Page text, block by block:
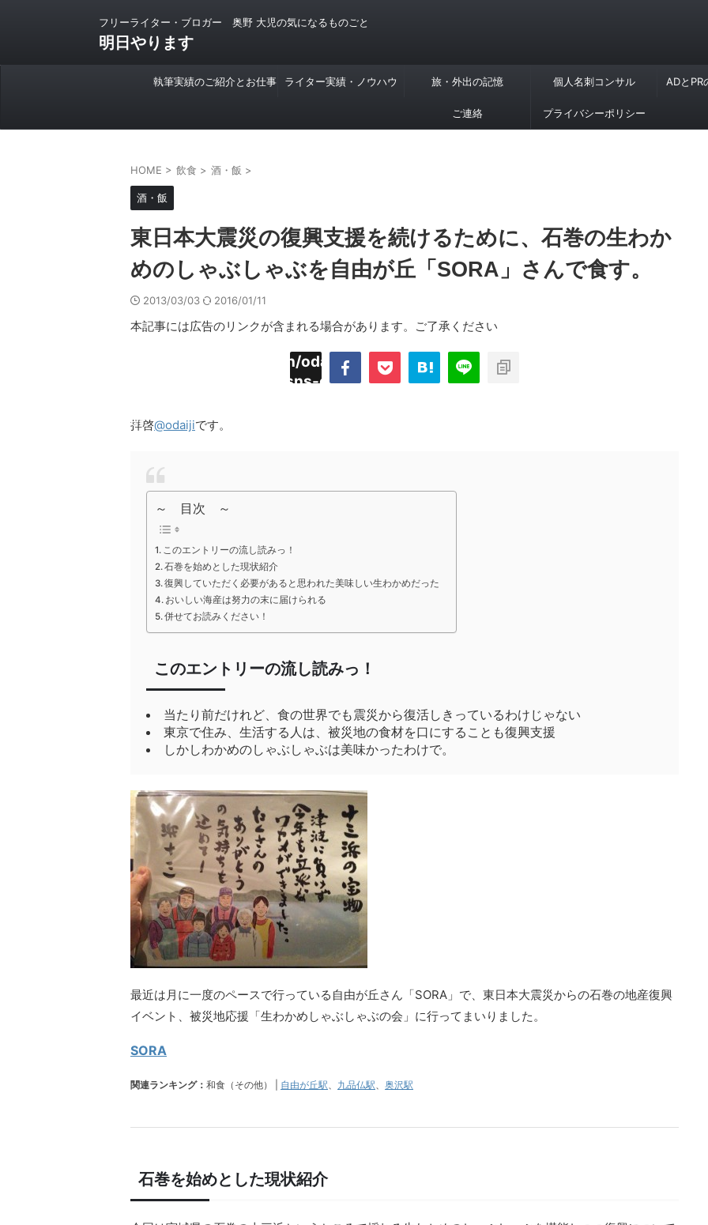
フリーライター・ブロガー 奥野 大児の気になるものごと
明日やります
執筆実績のご紹介とお仕事 ライター実績・ノウハウ 旅・外出の記憶 個人名刺コンサル ADとPR
ご連絡 プライバシーポリシー
HOME > 飲食 > 酒・飯 >
酒・飯
東日本大震災の復興支援を続けるために、石巻の生わか
めのしゃぶしゃぶを自由が丘「SORA」さんで食す。
2013/03/03 2016/01/11
本記事には広告のリンクが含まれる場合があります。ご了承ください
"Twitter"
/home/daimyoojin/odaiji.com/public_html/blog/wp-
content/plugins/sns-count-cache/sns-count-
拝啓@odaijiです。
～ 目次 ～
このエントリーの流し読みっ！
石巻を始めとした現状紹介
復興していただく必要があると思われた美味しい生わかめだった
おいしい海産は努力の末に届けられる
併せてお読みください！
このエントリーの流し読みっ！
当たり前だけれど、食の世界でも震災から復活しきっているわけじゃない
東京で住み、生活する人は、被災地の食材を口にすることも復興支援
しかしわかめのしゃぶしゃぶは美味かったわけで。
最近は月に一度のペースで行っている自由が丘さん「SORA」で、東日本大震災からの石巻の地産復興
イベント、被災地応援「生わかめしゃぶしゃぶの会」に行ってまいりました。
SORA
関連ランキング： 和食（その他） | 自由が丘駅 九品仏駅 奥沢駅
石巻を始めとした現状紹介